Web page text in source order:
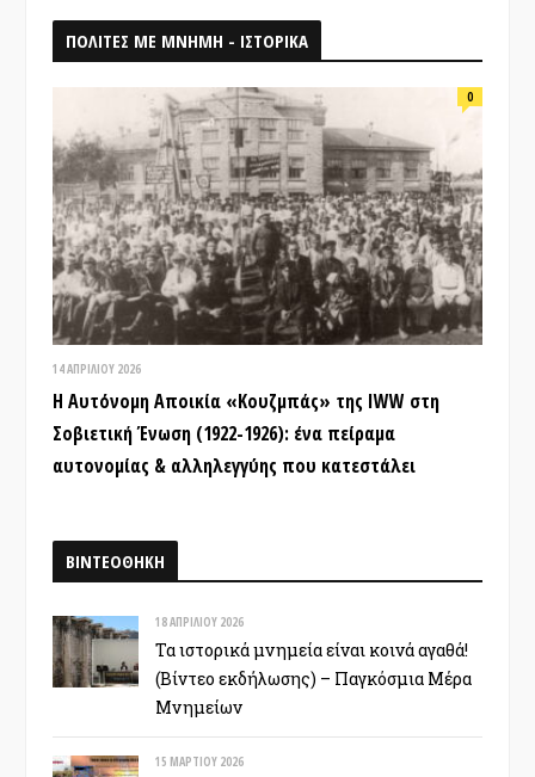
ΠΟΛΙΤΕΣ ΜΕ ΜΝΗΜΗ - ΙΣΤΟΡΙΚΑ
0
14 ΑΠΡΙΛΊΟΥ 2026
Η Αυτόνομη Αποικία «Κουζμπάς» της IWW στη
Σοβιετική Ένωση (1922-1926): ένα πείραμα
αυτονομίας & αλληλεγγύης που κατεστάλει
ΒΙΝΤΕΟΘΗΚΗ
18 ΑΠΡΙΛΊΟΥ 2026
Τα ιστορικά μνημεία είναι κοινά αγαθά!
(Βίντεο εκδήλωσης) – Παγκόσμια Μέρα
Μνημείων
15 ΜΑΡΤΊΟΥ 2026